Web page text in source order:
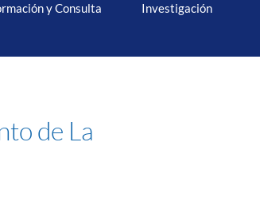
y Consulta Investigación
de La